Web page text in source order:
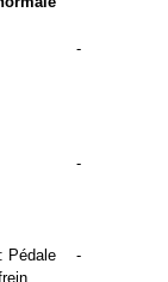
-
-
Pédale
-